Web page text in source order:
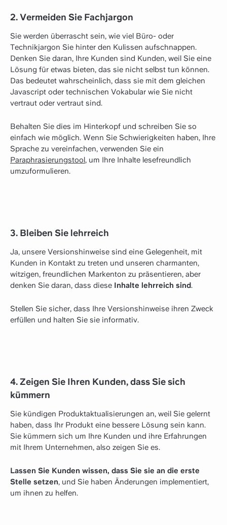
2. Vermeiden Sie Fachjargon
Sie werden überrascht sein, wie viel Büro- oder
Technikjargon Sie hinter den Kulissen aufschnappen.
Denken Sie daran, Ihre Kunden sind Kunden, weil Sie eine
Lösung für etwas bieten, das sie nicht selbst tun können.
Das bedeutet wahrscheinlich, dass sie mit dem gleichen
Javascript oder technischen Vokabular wie Sie nicht
vertraut oder vertraut sind.
Behalten Sie dies im Hinterkopf und schreiben Sie so
einfach wie möglich. Wenn Sie Schwierigkeiten haben, Ihre
Sprache zu vereinfachen, verwenden Sie ein
Paraphrasierungstool, um Ihre Inhalte lesefreundlich
umzuformulieren.
3. Bleiben Sie lehrreich
Ja, unsere Versionshinweise sind eine Gelegenheit, mit
Kunden in Kontakt zu treten und unseren charmanten,
witzigen, freundlichen Markenton zu präsentieren, aber
denken Sie daran, dass diese Inhalte lehrreich sind.
Stellen Sie sicher, dass Ihre Versionshinweise ihren Zweck
erfüllen und halten Sie sie informativ.
4. Zeigen Sie Ihren Kunden, dass Sie sich
kümmern
Sie kündigen Produktaktualisierungen an, weil Sie gelernt
haben, dass Ihr Produkt eine bessere Lösung sein kann.
Sie kümmern sich um Ihre Kunden und ihre Erfahrungen
mit Ihrem Unternehmen, also zeigen Sie es.
Lassen Sie Kunden wissen, dass Sie sie an die erste
Stelle setzen, und Sie haben Änderungen implementiert,
um ihnen zu helfen.